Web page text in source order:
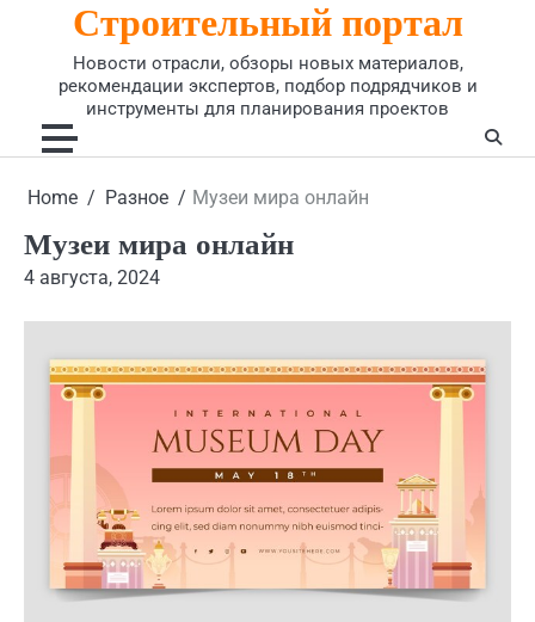
Строительный портал
Новости отрасли, обзоры новых материалов,
рекомендации экспертов, подбор подрядчиков и
инструменты для планирования проектов
Home Разное Музеи мира онлайн
Музеи мира онлайн
4 августа, 2024